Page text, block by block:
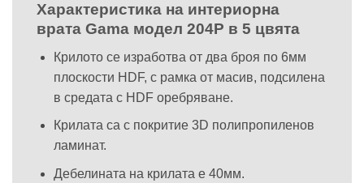
Характеристика на интериорна
врата Gama модел 204P в 5 цвята
Крилото се изработва от два броя по 6мм
плоскости HDF, с рамка от масив, подсилена
в средата с HDF оребряване.
Крилата са с покритие 3D полипропиленов
ламинат.
Дебелината на крилата е 40мм.